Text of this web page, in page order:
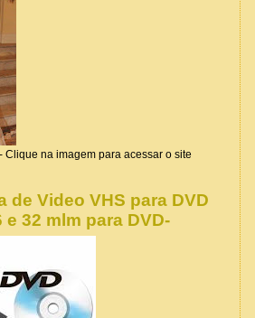
na imagem para acessar o site
de Video VHS para DVD
32 mlm para DVD-